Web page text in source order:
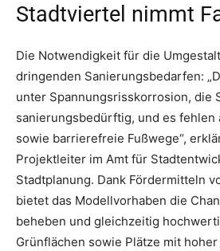
Stadtviertel nimmt
Die Notwendigkeit für die
dringenden Sanierungsbedarfen:
unter Spannungsrisskorrosion, die
sanierungsbedürftig, und es fehlen
sowie barrierefreie Fußwege“,
Projektleiter im Amt für
Stadtplanung. Dank Fördermitteln
bietet das Modellvorhaben die
beheben und gleichzeitig
Grünflächen sowie Plätze mit